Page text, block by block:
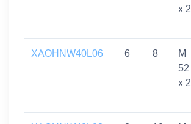
x 2
XAOHNW40L06 6 8
M
52
x 2